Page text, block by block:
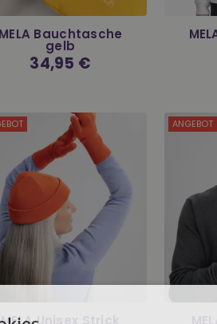
MELA Bauchtasche
gelb
Normaler
Preis
34,95 €
MELA Unisex Strick
ANGEBOT